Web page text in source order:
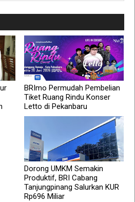
BRImo Permudah Pembelian
Tiket Ruang Rindu Konser
Letto di Pekanbaru
Dorong UMKM Semakin
Produktif, BRI Cabang
Tanjungpinang Salurkan KUR
Rp696 Miliar